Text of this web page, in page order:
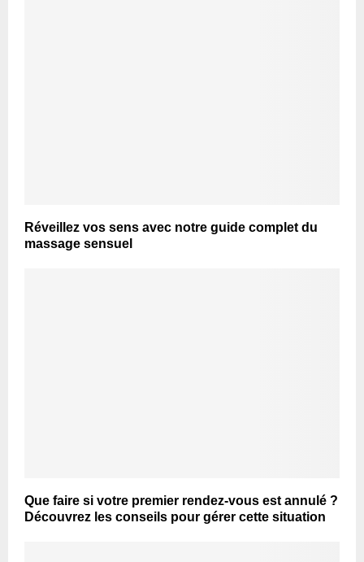
Réveillez vos sens avec notre guide complet du
massage sensuel
Que faire si votre premier rendez-vous est annulé ?
Découvrez les conseils pour gérer cette situation